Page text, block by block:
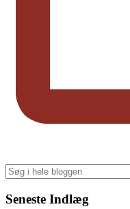
Seneste Indlæg